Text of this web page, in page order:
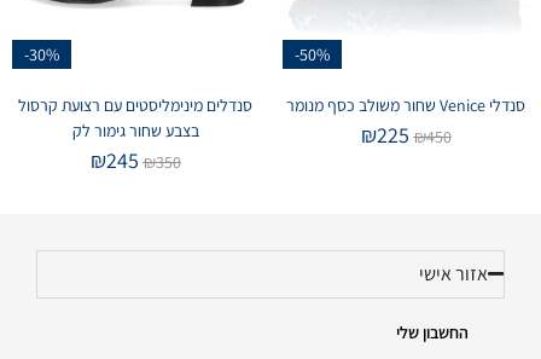
-50%
סנדלי Venice שחור משולב כסף מנומר
₪450
₪225
-30%
סנדלים מינימליסטים עם רצועת קרסול
בצבע שחור גימור לק
₪350
₪245
אזור אישי
החשבון שלי